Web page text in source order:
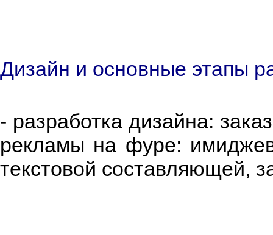
Дизайн и основные этапы
- разработка дизайна:
рекламы на фуре:
текстовой составляющей,